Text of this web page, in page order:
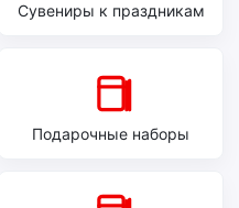
Сувениры к праздникам
Подарочные наборы